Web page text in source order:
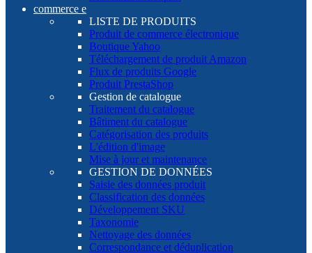
commerce e
LISTE DE PRODUITS
Produit de commerce électronique
Boutique Yahoo
Téléchargement de produit Amazon
Flux de produits Google
Produit PrestaShop
Gestion de catalogue
Traitement du catalogue
Bâtiment du catalogue
Catégorisation des produits
L'édition d'image
Mise à jour et maintenance
GESTION DE DONNÉES
Saisie des données produit
Classification des données
Développement SKU
Taxonomie
Nettoyage des données
Correspondance et déduplication